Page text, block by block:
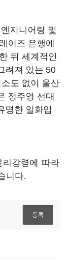
지니어링 및
이즈 은행에
뒤 세계적인
려져 있는 50
도 없이 울산
정주영 선대
명한 일화입
강령에 따라
니다.